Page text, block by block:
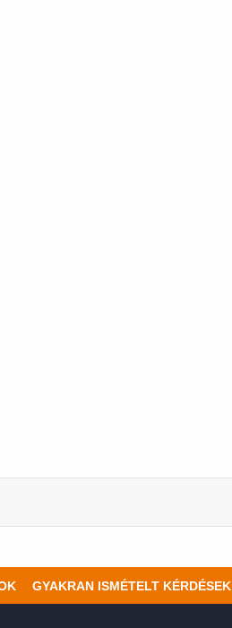
GYAKRAN ISMÉTELT KÉRDÉSEK